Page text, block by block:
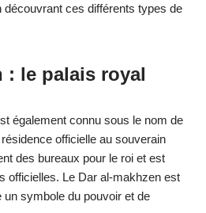
découvrant ces différents types de
: le palais royal
également connu sous le nom de
officielle au souverain
des bureaux pour le roi et est
officielles. Le Dar al-makhzen est
symbole du pouvoir et de